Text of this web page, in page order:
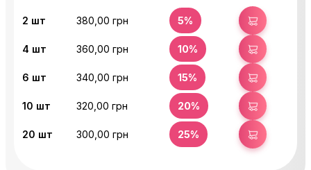
2 шт 380,00 грн 5% КУПИТИ
4 шт 360,00 грн 10% КУПИТИ
6 шт 340,00 грн 15% КУПИТИ
10 шт 320,00 грн 20% КУПИТИ
20 шт 300,00 грн 25% КУПИТИ